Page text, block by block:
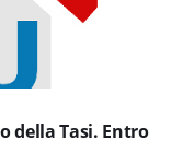
della Tasi. Entro